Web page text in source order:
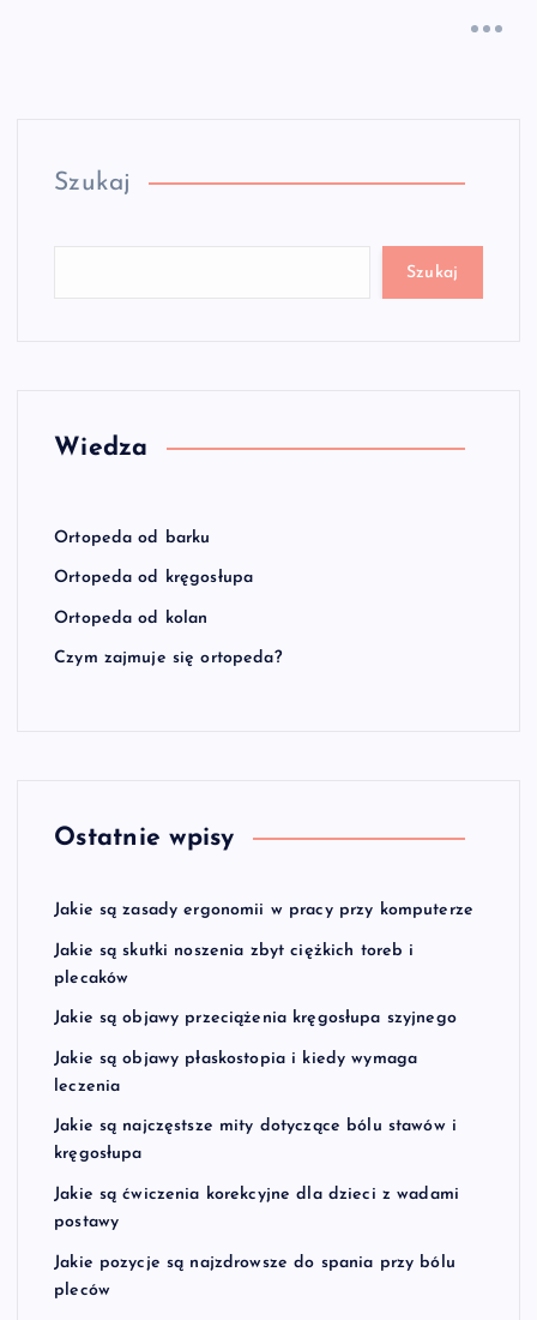
Szukaj
Szukaj
Wiedza
Ortopeda od barku
Ortopeda od kręgosłupa
Ortopeda od kolan
Czym zajmuje się ortopeda?
Ostatnie wpisy
Jakie są zasady ergonomii w pracy przy komputerze
Jakie są skutki noszenia zbyt ciężkich toreb i
plecaków
Jakie są objawy przeciążenia kręgosłupa szyjnego
Jakie są objawy płaskostopia i kiedy wymaga
leczenia
Jakie są najczęstsze mity dotyczące bólu stawów i
kręgosłupa
Jakie są ćwiczenia korekcyjne dla dzieci z wadami
postawy
Jakie pozycje są najzdrowsze do spania przy bólu
pleców